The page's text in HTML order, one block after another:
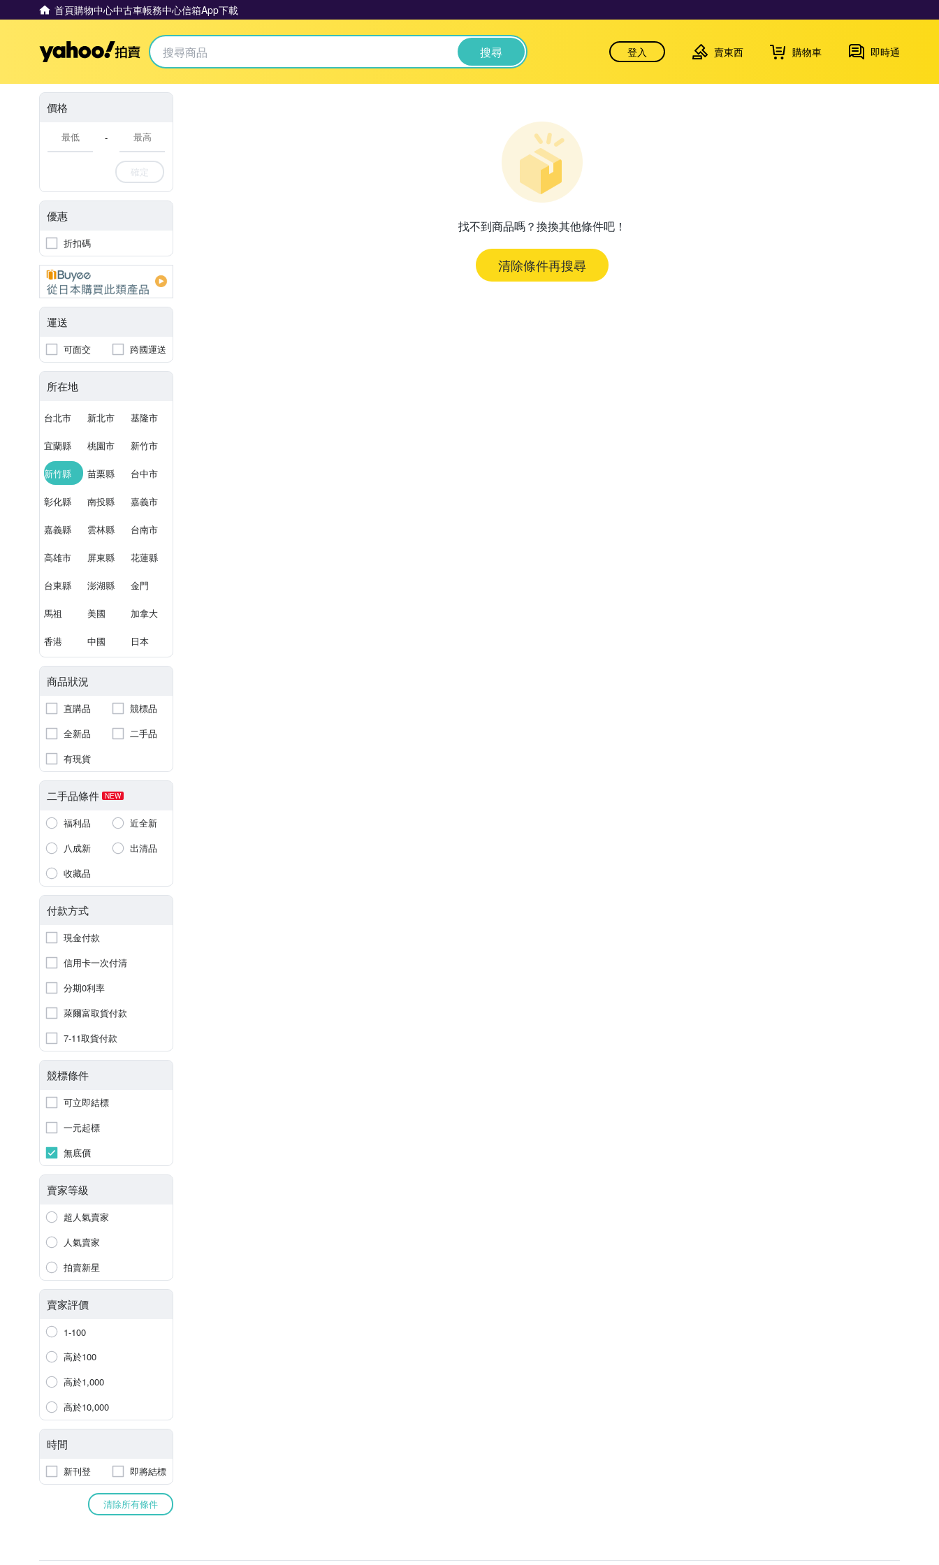
首頁購物中心中古車帳務中心信箱App下載
Yahoo拍賣 搜尋 登入 賣東西 購物車 即時通
價格
-
確定
優惠
折扣碼
運送
可面交 跨國運送
所在地
台北市 新北市 基隆市
宜蘭縣 桃園市 新竹市
新竹縣 苗栗縣 台中市
彰化縣 南投縣 嘉義市
嘉義縣 雲林縣 台南市
高雄市 屏東縣 花蓮縣
台東縣 澎湖縣 金門
馬祖 美國 加拿大
香港 中國 日本
商品狀況
直購品
競標品
全新品
二手品
有現貨
二手品條件 NEW
福利品
近全新
八成新
出清品
收藏品
付款方式
現金付款
信用卡一次付清
分期0利率
萊爾富取貨付款
7-11取貨付款
競標條件
可立即結標
一元起標
無底價
賣家等級
超人氣賣家
人氣賣家
拍賣新星
賣家評價
1-100
高於100
高於1,000
高於10,000
時間
新刊登 即將結標
清除所有條件
找不到商品嗎？換換其他條件吧！
清除條件再搜尋